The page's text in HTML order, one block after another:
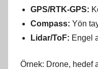
GPS/RTK-GPS:
Compass: Yön
Lidar/ToF: Engel
Örnek: Drone, hedef